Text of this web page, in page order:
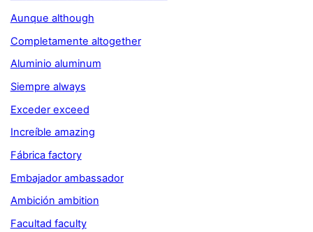
Aunque although
Completamente altogether
Aluminio aluminum
Siempre always
Exceder exceed
Increíble amazing
Fábrica factory
Embajador ambassador
Ambición ambition
Facultad faculty